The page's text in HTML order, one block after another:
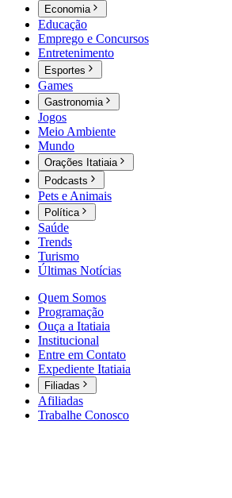
Economia
Educação
Emprego e Concursos
Entretenimento
Esportes
Games
Gastronomia
Jogos
Meio Ambiente
Mundo
Orações Itatiaia
Podcasts
Pets e Animais
Política
Saúde
Trends
Turismo
Últimas Notícias
Quem Somos
Programação
Ouça a Itatiaia
Institucional
Entre em Contato
Expediente Itatiaia
Filiadas
Afiliadas
Trabalhe Conosco